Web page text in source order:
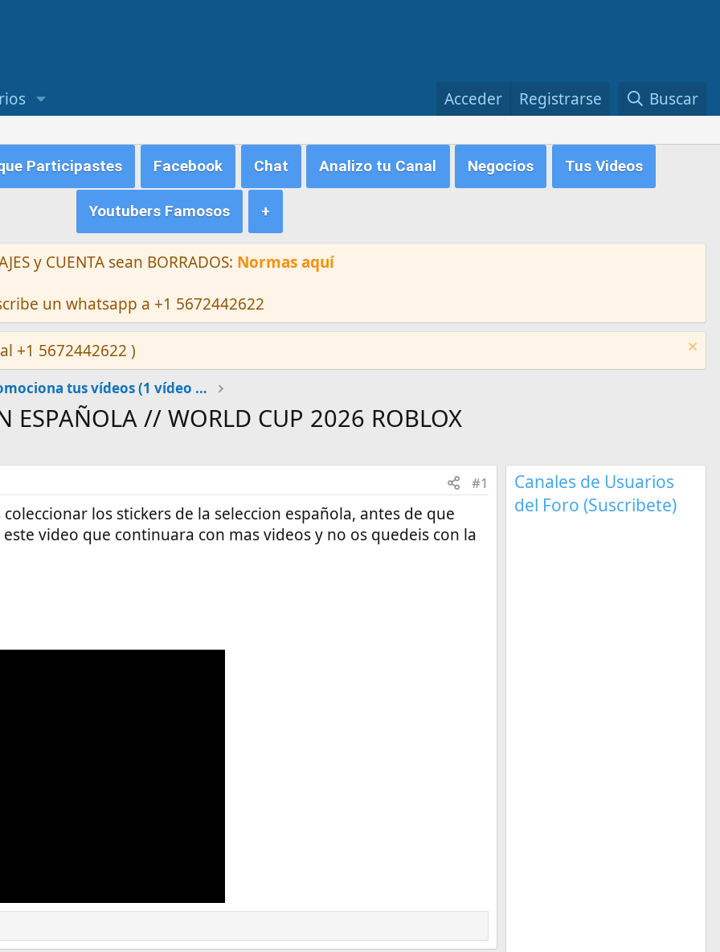
Acceder Registrarse Buscar
Participastes Facebook Chat Analizo tu Canal Negocios Tus Videos
Youtubers Famosos +
y CUENTA sean BORRADOS: Normas aquí
un whatsapp a +1 5672442622
+1 5672442622 )
Promociona tus vídeos (1 vídeo al día)
ESPAÑOLA // WORLD CUP 2026 ROBLOX
#1
los stickers de la seleccion española, antes de que
video que continuara con mas videos y no os quedeis con la
Canales de Usuarios
del Foro (Suscribete)